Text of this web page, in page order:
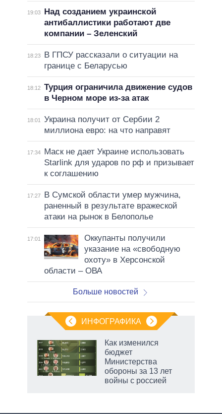
19:03
Над созданием украинской
антибаллистики работают две
компании – Зеленский
18:23
В ГПСУ рассказали о ситуации на
границе с Беларусью
18:12 Турция ограничила движение судов
в Черном море из-за атак
18:01
Украина получит от Сербии 2
миллиона евро: на что направят
17:34
Маск не дает Украине использовать
Starlink для ударов по рф и призывает
к соглашению
17:27
В Сумской области умер мужчина,
раненный в результате вражеской
атаки на рынок в Белополье
17:01
Оккупанты получили
указание на «свободную
охоту» в Херсонской
области – ОВА
Больше новостей
ИНФОГРАФИКА
Как изменился
бюджет
Министерства
обороны за 13 лет
войны с россией